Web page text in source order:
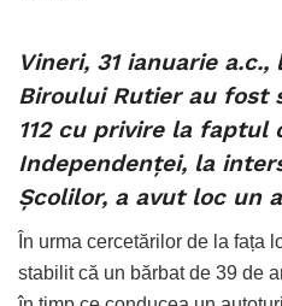
Vineri, 31 ianuarie
Biroului Rutier au fost
112 cu privire la faptul
Independenței, la
Școlilor, a avut loc un
În urma cercetărilor de la fața
stabilit că un bărbat de 39 de